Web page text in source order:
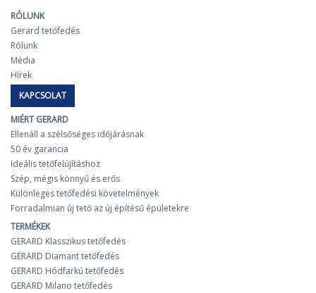
RÓLUNK
Gerard tetőfedés
Rólunk
Média
Hírek
KAPCSOLAT
MIÉRT GERARD
Ellenáll a szélsőséges időjárásnak
50 év garancia
Ideális tetőfelújításhoz
Szép, mégis könnyű és erős
Különleges tetőfedési követelmények
Forradalmian új tető az új építésű épületekre
TERMÉKEK
GERARD Klasszikus tetőfedés
GERARD Diamant tetőfedés
GERARD Hódfarkú tetőfedés
GERARD Milano tetőfedés